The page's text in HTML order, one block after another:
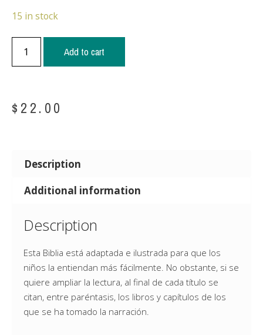
15 in stock
Add to cart
$ 22.00
Description
Additional information
Description
Esta Biblia está adaptada e ilustrada para que los
niños la entiendan más fácilmente. No obstante, si se
quiere ampliar la lectura, al final de cada título se
citan, entre paréntasis, los libros y capítulos de los
que se ha tomado la narración.